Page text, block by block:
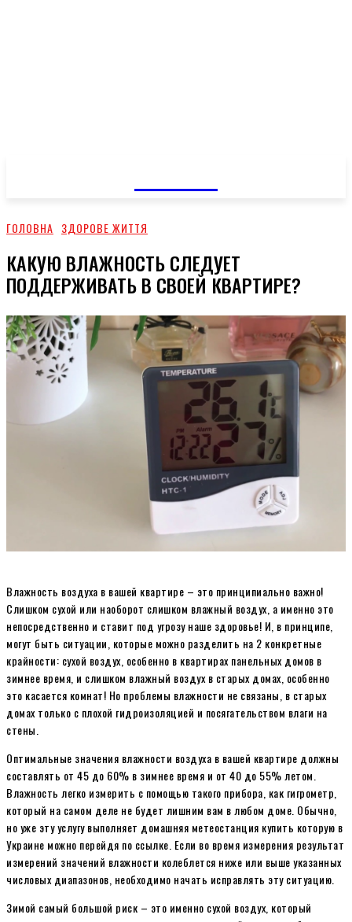
ГОЛОВНА ЗДОРОВЕ ЖИТТЯ
КАКУЮ ВЛАЖНОСТЬ СЛЕДУЕТ
ПОДДЕРЖИВАТЬ В СВОЕЙ КВАРТИРЕ?
Влажность воздуха в вашей квартире – это принципиально важно!
Слишком сухой или наоборот слишком влажный воздух, а именно это
непосредственно и ставит под угрозу наше здоровье! И, в принципе,
могут быть ситуации, которые можно разделить на 2 конкретные
крайности: сухой воздух, особенно в квартирах панельных домов в
зимнее время, и слишком влажный воздух в старых домах, особенно
это касается комнат! Но проблемы влажности не связаны, в старых
домах только с плохой гидроизоляцией и посягательством влаги на
стены.
Оптимальные значения влажности воздуха в вашей квартире должны
составлять от 45 до 60% в зимнее время и от 40 до 55% летом.
Влажность легко измерить с помощью такого прибора, как гигрометр,
который на самом деле не будет лишним вам в любом доме. Обычно,
но уже эту услугу выполняет домашняя метеостанция купить которую в
Украине можно перейдя по ссылке. Если во время измерения результат
измерений значений влажности колеблется ниже или выше указанных
числовых диапазонов, необходимо начать исправлять эту ситуацию.
Зимой самый большой риск – это именно сухой воздух, который